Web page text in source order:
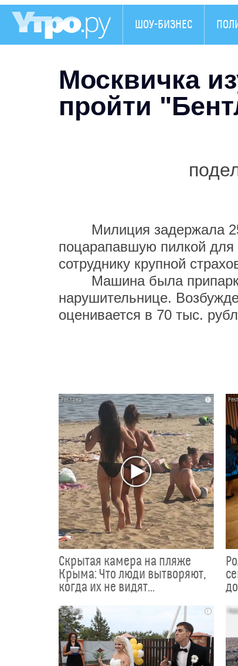
ШОУ-БИЗНЕС
Москвичка
пройти
Милиция задержала
поцарапавшую пилкой
сотруднику крупной
Машина была
нарушительнице.
оценивается в 70 тыс.
i
Скрытая камера на пляже
Крыма: Что люди вытворяют,
когда их не видят...
i